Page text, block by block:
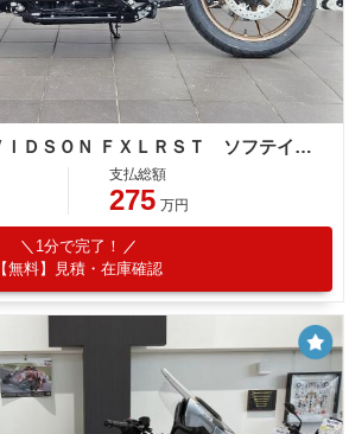
ＨＡＲＬＥＹ−ＤＡＶＩＤＳＯＮ ＦＸＬＲＳＴ ソフテイル ローライダーＳＴ ２人乗り構造変更済み
支払総額
275 万円
1分で完了！
【無料】見積・在庫確認